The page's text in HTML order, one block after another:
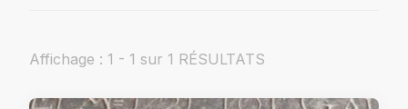
Affichage : 1 - 1 sur 1 RÉSULTATS